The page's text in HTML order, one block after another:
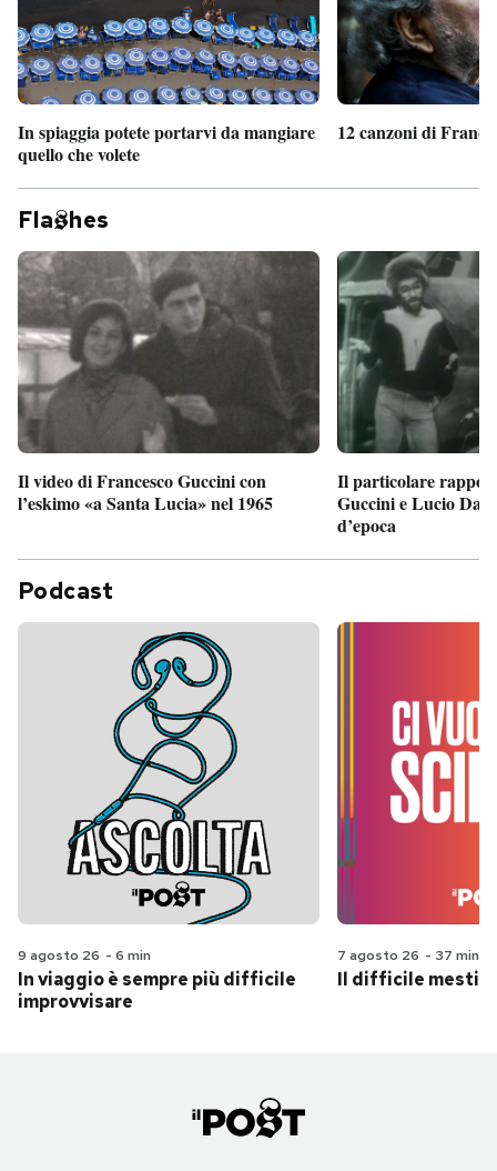
In spiaggia potete portarvi da mangiare
quello che volete
12 canzoni di
Fla hes
Il video di Francesco Guccini con
l’eskimo «a Santa Lucia» nel 1965
Il particolare
Guccini e Lucio
d’epoca
Podcast
9 agosto 26 - 6 min
In viaggio è sempre più difficile
improvvisare
7 agosto 26 - 37 min
Il difficile